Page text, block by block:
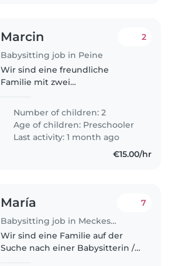
Marcin
Babysitting job in Peine
2
Wir sind eine freundliche
Familie mit zwei
zuverlässige und einfühlsame
Babysitterin oder einen
Babysitter sucht, die/der sich mit
unseren Haustieren und..
Number of children: 2
Age of children: Preschooler
Last activity: 1 month ago
€15.00/hr
María
Babysitting job in Meckesheim
7
Wir sind eine Familie auf der
Suche nach einer Babysitterin /